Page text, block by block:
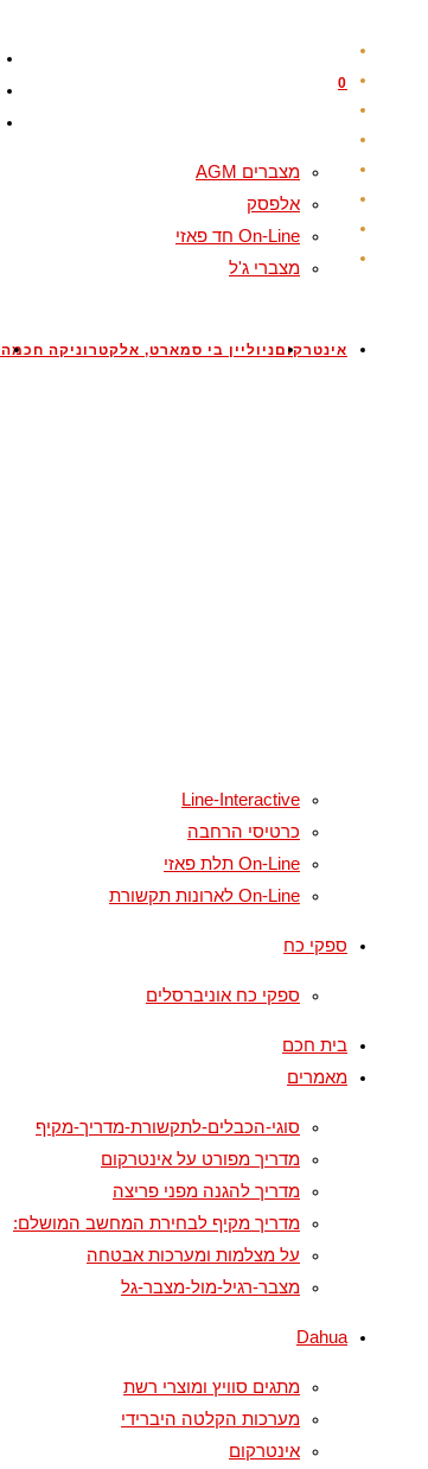
content
0
אינטרקוםניוליין בי סמארט, אלקטרוניקה חכמה
מצברים AGM
אלפסק
On-Line חד פאזי
מצברי ג'ל
Line-Interactive
כרטיסי הרחבה
On-Line תלת פאזי
On-Line לארונות תקשורת
ספקי כח
ספקי כח אוניברסלים
בית חכם
מאמרים
סוגי-הכבלים-לתקשורת-מדריך-מקיף
מדריך מפורט על אינטרקום
מדריך להגנה מפני פריצה
מדריך מקיף לבחירת המחשב המושלם:
על מצלמות ומערכות אבטחה
מצבר-רגיל-מול-מצבר-גל
Dahua
מתגים סוויץ ומוצרי רשת
מערכות הקלטה היברידי
אינטרקום